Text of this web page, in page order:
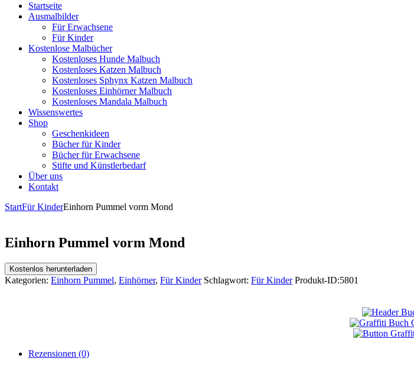
Startseite
Ausmalbilder
Für Erwachsene
Für Kinder
Kostenlose Malbücher
Kostenloses Hunde Malbuch
Kostenloses Katzen Malbuch
Kostenloses Sphynx Katzen Malbuch
Kostenloses Einhörner Malbuch
Kostenloses Mandala Malbuch
Wissenswertes
Shop
Geschenkideen
Bücher für Kinder
Bücher für Erwachsene
Stifte und Künstlerbedarf
Über uns
Kontakt
StartFür KinderEinhorn Pummel vorm Mond
Einhorn Pummel vorm Mond
Kostenlos herunterladen
Kategorien: Einhorn Pummel, Einhörner, Für Kinder Schlagwort: Für Kinder Produkt-ID:5801
Rezensionen (0)